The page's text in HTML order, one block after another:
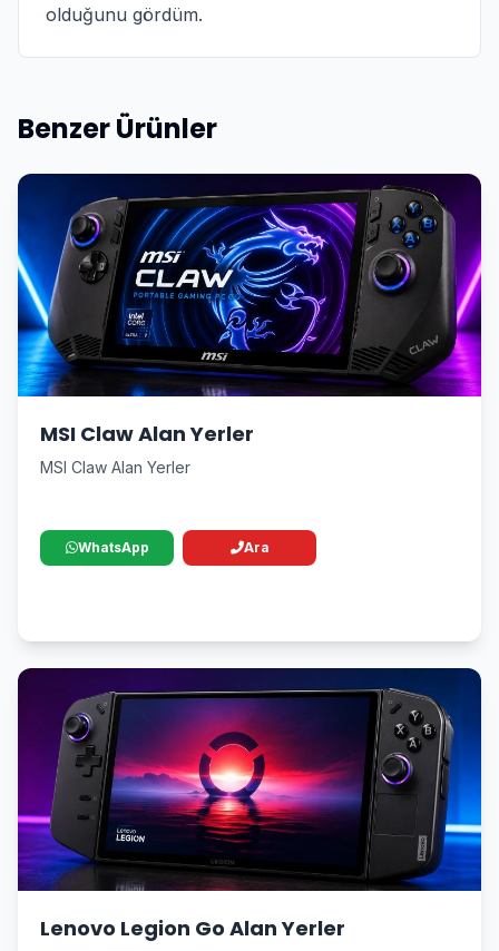
olduğunu gördüm.
Benzer Ürünler
MSI Claw Alan Yerler
MSI Claw Alan Yerler
WhatsApp Ara
Lenovo Legion Go Alan Yerler